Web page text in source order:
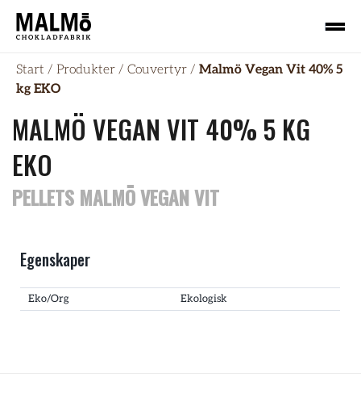
Start / Produkter / Couvertyr / Malmö Vegan Vit 40% 5
kg EKO
MALMÖ VEGAN VIT 40% 5 KG
EKO
PELLETS MALMÖ VEGAN VIT
Egenskaper
Eko/Org Ekologisk